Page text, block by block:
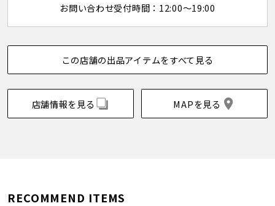
お問い合わせ受付時間：12:00～19:00
この店舗の出品アイテムをすべて見る
店舗情報を見る MAPを見る
RECOMMEND ITEMS